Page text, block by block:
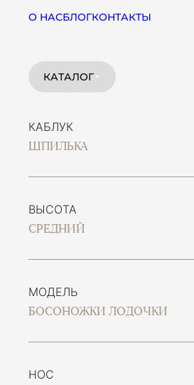
О НАСБЛОГКОНТАКТЫ
КАТАЛОГ
КАБЛУК
ШПИЛЬКА
ВЫСОТА
СРЕДНИЙ
МОДЕЛЬ
БОСОНОЖКИ ЛОДОЧКИ
НОС